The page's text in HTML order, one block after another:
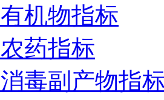
有机物指标
农药指标
消毒副产物指